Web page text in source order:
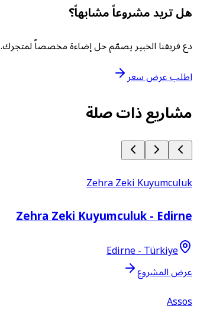
هل تريد مشروعاً مشابهاً؟
دع فريقنا الخبير يصمّم حل إضاءة مخصصاً لمتجرك.
اطلب عرض سعر
مشاريع ذات صلة
Zehra Zeki Kuyumculuk
Zehra Zeki Kuyumculuk - Edirne
Edirne - Türkiye
عرض المشروع
Assos